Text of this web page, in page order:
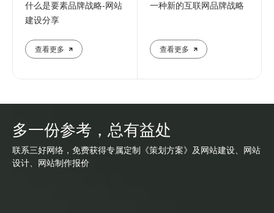
什么是要素品牌战略-网站
建设分享
查看更多
一种新的互联网品牌战略
查看更多
多一份参考，总有益处
联系三好网络，免费获得专属定制《策划方案》及网站建设、网站
设计、网站制作报价